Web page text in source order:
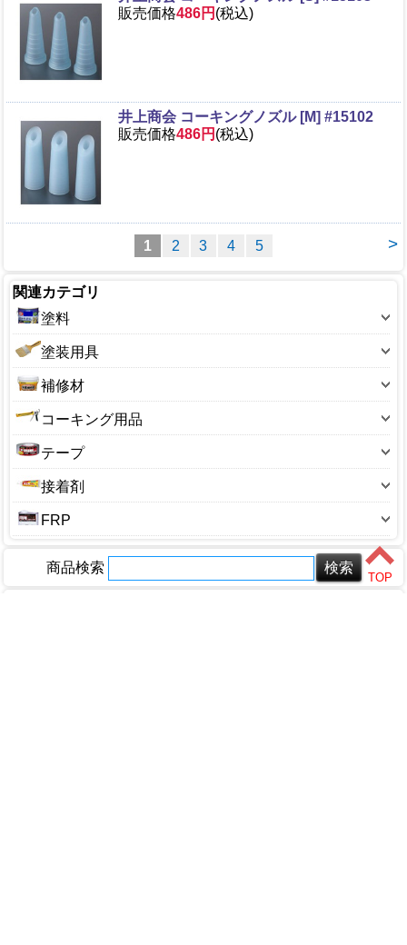
販売価格486円 (税込)
井上商会 コーキングノズル [M] #15102
販売価格486円 (税込)
>
1 2 3 4 5
関連カテゴリ
塗料
塗料-色別
塗装-機能別
塗料-タイプ別
塗料-メーカー別
塗料-種類別(水性・油性)
塗料-対象別
ニス
うすめ液・シンナー
塗装用具
刷毛・ハケ
筆
ローラー刷毛
バケット
コテバケ
スクレーパー
ハケ洗い液
ブラシ・真鍮
補修材
ペイントマーカー
補修材-クロス用
補修材-コンクリート用
補修材-ひび割れ用
補修材-フローリング用
補修材-床・壁補用
補修材-畳用
コーキング用品
コーキング（チューブ）
コーキングガン
コーキング剤(カートリッジ)
コーキングヘラ
バックアップ材
テープ
機能テープ
両面・ビニールテープ
アルミテープ
すきまテープ
ステンレステープ
接着剤
コンクリート用接着剤
スプレーのり
ネジ用接着剤
FRP
商品検索